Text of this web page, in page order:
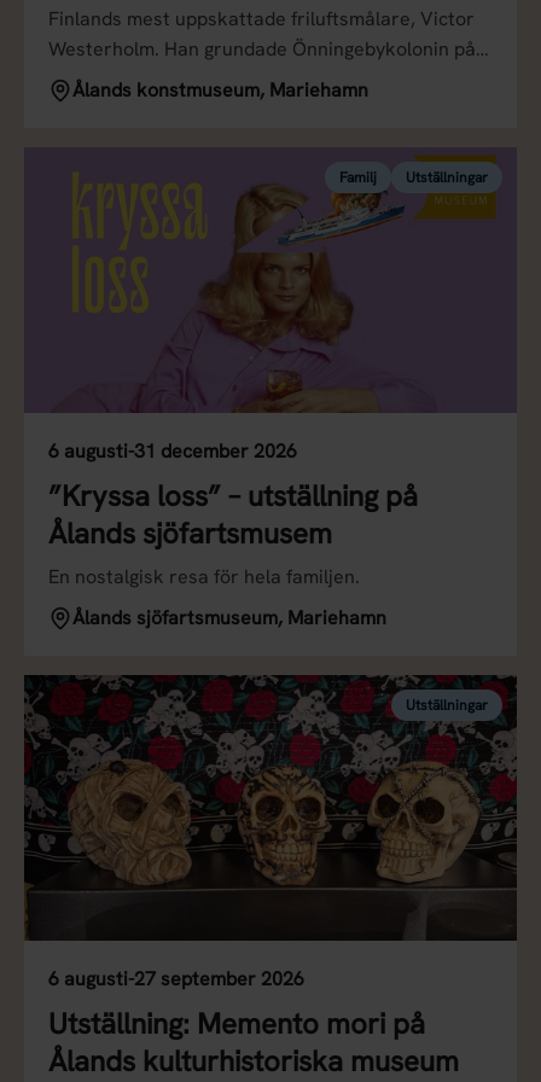
Finlands mest uppskattade friluftsmålare, Victor
Westerholm. Han grundade Önningebykolonin på…
Ålands konstmuseum, Mariehamn
Familj Utställningar
6 augusti-31 december 2026
”Kryssa loss” – utställning på
Ålands sjöfartsmusem
En nostalgisk resa för hela familjen.
Ålands sjöfartsmuseum, Mariehamn
Utställningar
6 augusti-27 september 2026
Utställning: Memento mori på
Ålands kulturhistoriska museum